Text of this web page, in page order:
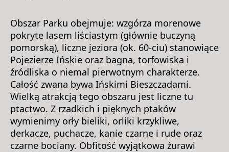
Obszar Parku obejmuje: wzgórza morenowe
pokryte lasem liściastym (głównie buczyną
pomorską), liczne jeziora (ok. 60-ciu) stanowiące
Pojezierze Ińskie oraz bagna, torfowiska i
źródliska o niemal pierwotnym charakterze.
Całość zwana bywa Ińskimi Bieszczadami.
Wielką atrakcją tego obszaru jest liczne tu
ptactwo. Z rzadkich i pięknych ptaków
wymienimy orły bieliki, orliki krzykliwe,
derkacze, puchacze, kanie czarne i rude oraz
czarne bociany. Obfitość wyjątkowa żurawi